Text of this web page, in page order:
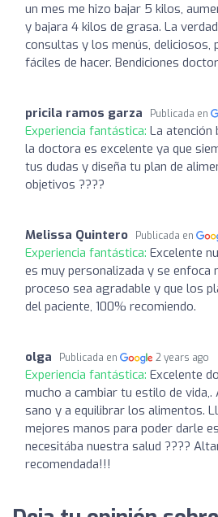
un mes me hizo bajar 5 kilos,
y bajara 4 kilos de grasa. La
consultas y los menús, deliciosos,
fáciles de hacer. Bendiciones
pricila ramos garza Publicada en
Experiencia fantástica: La atención
la doctora es excelente ya que
tus dudas y diseña tu plan de
objetivos ????
Melissa Quintero Publicada en
Experiencia fantástica: Excelente
es muy personalizada y se enfoca
proceso sea agradable y que los
del paciente, 100% recomiendo.
olga Publicada en 2 years ago
Experiencia fantástica: Excelente
mucho a cambiar tu estilo de vida,.
sano y a equilibrar los alimentos.
mejores manos para poder darle
necesitába nuestra salud ????
recomendada!!!